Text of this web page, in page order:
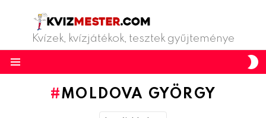
Kvízek, kvízjátékok, tesztek gyűjteménye
MOLDOVA GYÖRGY